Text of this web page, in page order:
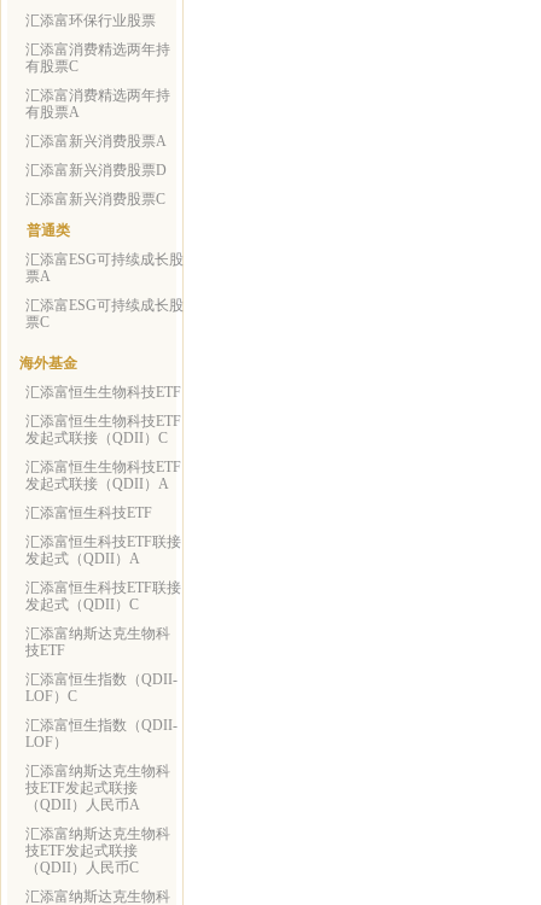
汇添富环保行业股票
汇添富消费精选两年持
有股票C
汇添富消费精选两年持
有股票A
汇添富新兴消费股票A
汇添富新兴消费股票D
汇添富新兴消费股票C
普通类
汇添富ESG可持续成长股
票A
汇添富ESG可持续成长股
票C
海外基金
汇添富恒生生物科技ETF
汇添富恒生生物科技ETF
发起式联接（QDII）C
汇添富恒生生物科技ETF
发起式联接（QDII）A
汇添富恒生科技ETF
汇添富恒生科技ETF联接
发起式（QDII）A
汇添富恒生科技ETF联接
发起式（QDII）C
汇添富纳斯达克生物科
技ETF
汇添富恒生指数（QDII-
LOF）C
汇添富恒生指数（QDII-
LOF）
汇添富纳斯达克生物科
技ETF发起式联接
（QDII）人民币A
汇添富纳斯达克生物科
技ETF发起式联接
（QDII）人民币C
汇添富纳斯达克生物科